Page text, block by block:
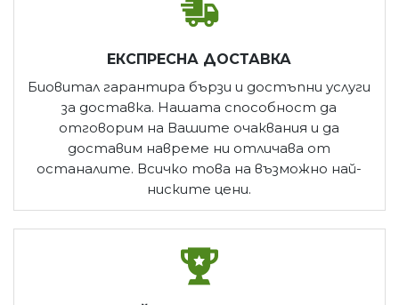
ЕКСПРЕСНА ДОСТАВКА
Биовитал гарантира бързи и достъпни услуги
за доставка. Нашата способност да
отговорим на Вашите очаквания и да
доставим навреме ни отличава от
останалите. Всичко това на възможно най-
ниските цени.